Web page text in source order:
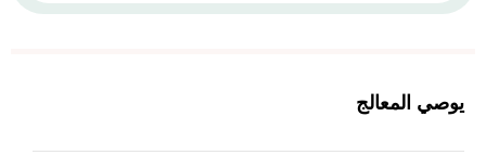
يوصي المعالج